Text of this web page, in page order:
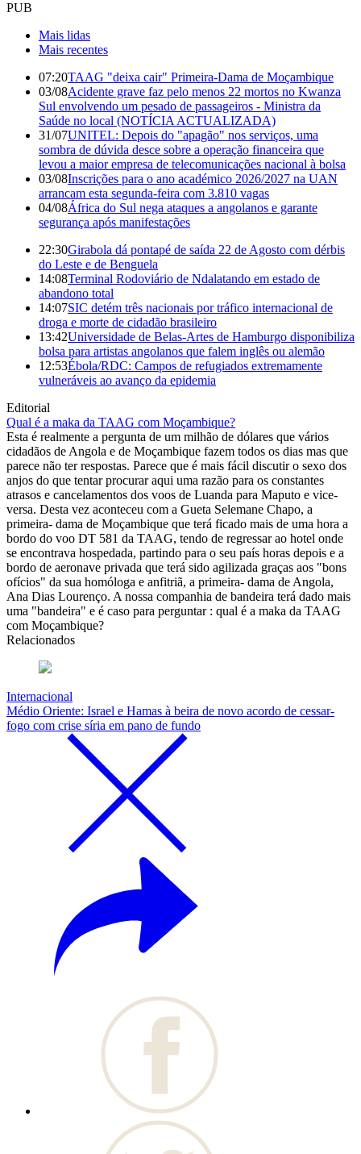
PUB
Mais lidas
Mais recentes
07:20TAAG "deixa cair" Primeira-Dama de Moçambique
03/08Acidente grave faz pelo menos 22 mortos no Kwanza
Sul envolvendo um pesado de passageiros - Ministra da
Saúde no local (NOTÍCIA ACTUALIZADA)
31/07UNITEL: Depois do "apagão" nos serviços, uma
sombra de dúvida desce sobre a operação financeira que
levou a maior empresa de telecomunicações nacional à bolsa
03/08Inscrições para o ano académico 2026/2027 na UAN
arrancam esta segunda-feira com 3.810 vagas
04/08África do Sul nega ataques a angolanos e garante
segurança após manifestações
22:30Girabola dá pontapé de saída 22 de Agosto com dérbis
do Leste e de Benguela
14:08Terminal Rodoviário de Ndalatando em estado de
abandono total
14:07SIC detém três nacionais por tráfico internacional de
droga e morte de cidadão brasileiro
13:42Universidade de Belas-Artes de Hamburgo disponibiliza
bolsa para artistas angolanos que falem inglês ou alemão
12:53Ébola/RDC: Campos de refugiados extremamente
vulneráveis ao avanço da epidemia
Editorial
Qual é a maka da TAAG com Moçambique?
Esta é realmente a pergunta de um milhão de dólares que vários
cidadãos de Angola e de Moçambique fazem todos os dias mas que
parece não ter respostas. Parece que é mais fácil discutir o sexo dos
anjos do que tentar procurar aqui uma razão para os constantes
atrasos e cancelamentos dos voos de Luanda para Maputo e vice-
versa. Desta vez aconteceu com a Gueta Selemane Chapo, a
primeira- dama de Moçambique que terá ficado mais de uma hora a
bordo do voo DT 581 da TAAG, tendo de regressar ao hotel onde
se encontrava hospedada, partindo para o seu país horas depois e a
bordo de aeronave privada que terá sido agilizada graças aos "bons
ofícios" da sua homóloga e anfitriã, a primeira- dama de Angola,
Ana Dias Lourenço. A nossa companhia de bandeira terá dado mais
uma "bandeira" e é caso para perguntar : qual é a maka da TAAG
com Moçambique?
Relacionados
Internacional
Médio Oriente: Israel e Hamas à beira de novo acordo de cessar-
fogo com crise síria em pano de fundo